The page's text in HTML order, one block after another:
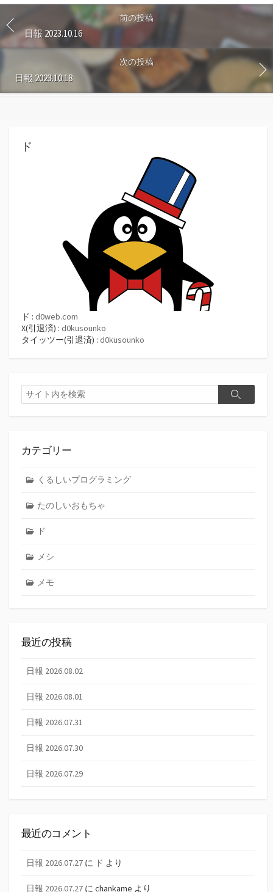
る
前の投稿
日報 2023.10.16
次の投稿
日報 2023.10.18
ド
ド : d0web.com
X(引退済) : d0kusounko
タイッツー(引退済) : d0kusounko
検
索
検
カテゴリー
くるしいプログラミング
たのしいおもちゃ
ド
メシ
メモ
最近の投稿
日報 2026.08.02
日報 2026.08.01
日報 2026.07.31
日報 2026.07.30
日報 2026.07.29
最近のコメント
日報 2026.07.27 に ド より
日報 2026.07.27 に chankame より